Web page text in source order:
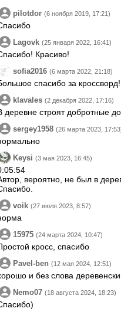
pilotdor (6 ноября 2019, 17:21)
Lagovk (25 января 2022, 16:41)
Красиво!
sofia2016 (6 марта 2022, 21:18)
спасибо за кроссворд!
klavales (2 декабря 2022, 17:16)
деревне строят добротные
sergey1958 (26 марта 2023,
Keysi (3 мая 2023, 16:45)
вероятно, не был в
voik (27 июля 2023, 8:57)
15975 (24 марта 2024, 10:47)
кросс, спасибо
Pavel-ben (12 мая 2024, 12:51)
и без слова
Nemo07 (18 августа 2024, 18:23)